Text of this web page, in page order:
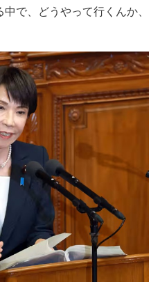
で、どうやって行くんか、